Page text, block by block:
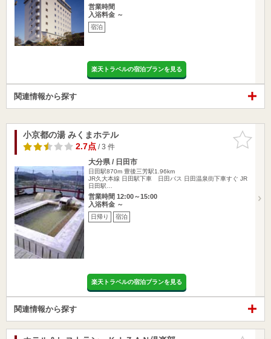
営業時間
入浴料金 ～
宿泊
楽天トラベルの宿泊プランを見る
関連情報から探す
お気に入
りに追加
小京都の湯 みくまホテル
2.7点/ 3 件
大分県 / 日田市
日田駅870m 豊後三芳駅1.96km
JR久大本線 日田駅下車 日田バス 日田温泉街下車すぐ JR
日田駅…
営業時間 12:00～15:00
入浴料金 ～
日帰り 宿泊
楽天トラベルの宿泊プランを見る
関連情報から探す